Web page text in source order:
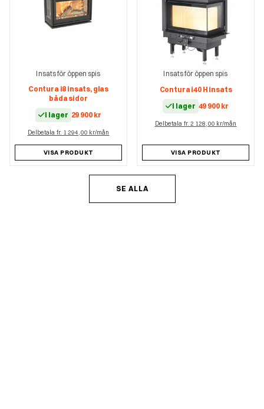
Insats för öppen spis
Contura i8 insats, glas
båda sidor
I lager 29 900 kr
Delbetala fr. 1 294,00 kr/mån
VISA PRODUKT
Insats för öppen spis
Contura i40 H insats
I lager 49 900 kr
Delbetala fr. 2 128,00 kr/mån
VISA PRODUKT
SE ALLA